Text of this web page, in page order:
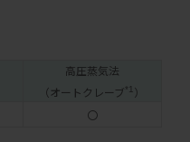
高圧蒸気法
（オートクレーブ*1 ）
〇